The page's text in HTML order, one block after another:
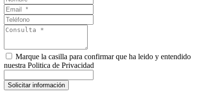
Marque la casilla para confirmar que ha leido y entendido
nuestra Politica de Privacidad